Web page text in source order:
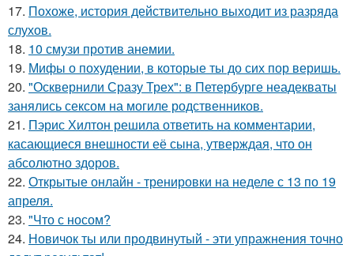
17. Похоже, история действительно выходит из разряда
слухов.
18. 10 смузи против анемии.
19. Мифы о похудении, в которые ты до сих пор веришь.
20. "Осквернили Сразу Трех": в Петербурге неадекваты
занялись сексом на могиле родственников.
21. Пэрис Хилтон решила ответить на комментарии,
касающиеся внешности её сына, утверждая, что он
абсолютно здоров.
22. Открытые онлайн - тренировки на неделе с 13 по 19
апреля.
23. "Что с носом?
24. Новичок ты или продвинутый - эти упражнения точно